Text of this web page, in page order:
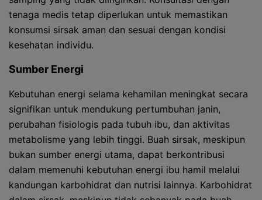
tenaga medis tetap diperlukan untuk memastikan
konsumsi sirsak aman dan sesuai dengan kondisi
kesehatan individu.
Sumber Energi
Kebutuhan energi selama kehamilan meningkat secara
signifikan untuk mendukung pertumbuhan janin,
perubahan fisiologis pada tubuh ibu, dan aktivitas
metabolisme yang lebih tinggi. Buah sirsak, meskipun
bukan sumber energi utama, dapat berkontribusi
dalam memenuhi kebutuhan energi ibu hamil melalui
kandungan karbohidrat dan nutrisi lainnya. Karbohidrat